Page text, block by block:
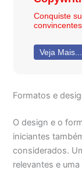
Conquiste
Veja Mais...
Formatos e
O design e o
iniciantes
considerados.
relevantes e